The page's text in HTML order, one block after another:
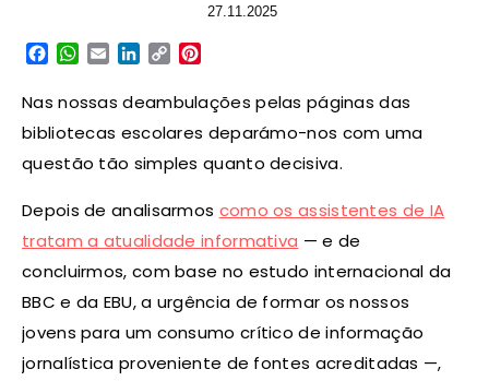
27.11.2025
Facebook
WhatsApp
EmailLinkedIn
Copy
Nas nossas deambulações pelas páginas das
bibliotecas escolares deparámo-nos com uma
questão tão simples quanto decisiva.
Depois de analisarmos como os assistentes de IA
tratam a atualidade informativa — e de
concluirmos, com base no estudo internacional da
BBC e da EBU, a urgência de formar os nossos
jovens para um consumo crítico de informação
jornalística proveniente de fontes acreditadas —,